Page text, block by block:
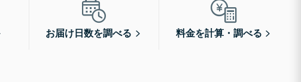
お届け日数を調べる 料金を計算・調べる